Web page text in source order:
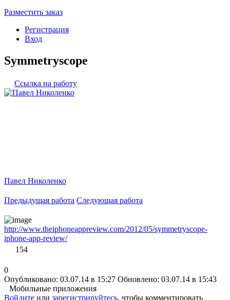
Разместить заказ
Регистрация
Вход
Symmetryscope
Ссылка на работу
Павел Николенко
Предыдущая работа Следующая работа
http://www.theiphoneappreview.com/2012/05/symmetryscope-
iphone-app-review/
154
0
Опубликовано: 03.07.14 в 15:27 Обновлено: 03.07.14 в 15:43
Мобильные приложения
Войдите или зарегистрируйтесь, чтобы комментировать